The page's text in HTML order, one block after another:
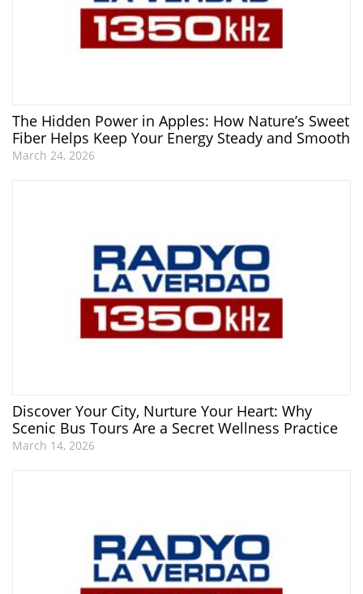
The Hidden Power in Apples: How Nature’s Sweet
Fiber Helps Keep Your Energy Steady and Smooth
March 24, 2026
Discover Your City, Nurture Your Heart: Why
Scenic Bus Tours Are a Secret Wellness Practice
March 14, 2026